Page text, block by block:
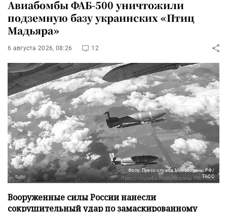
Авиабомбы ФАБ-500 уничтожили
подземную базу украинских «Птиц
Мадьяра»
6 августа 2026, 08:26 12
Фото: Пресс-служба Минобороны РФ/
ТАСС
Вооруженные силы России нанесли
сокрушительный удар по замаскированному